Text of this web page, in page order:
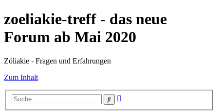
zoeliakie-treff - das neue
Forum ab Mai 2020
Zöliakie - Fragen und Erfahrungen
Zum Inhalt
Suche